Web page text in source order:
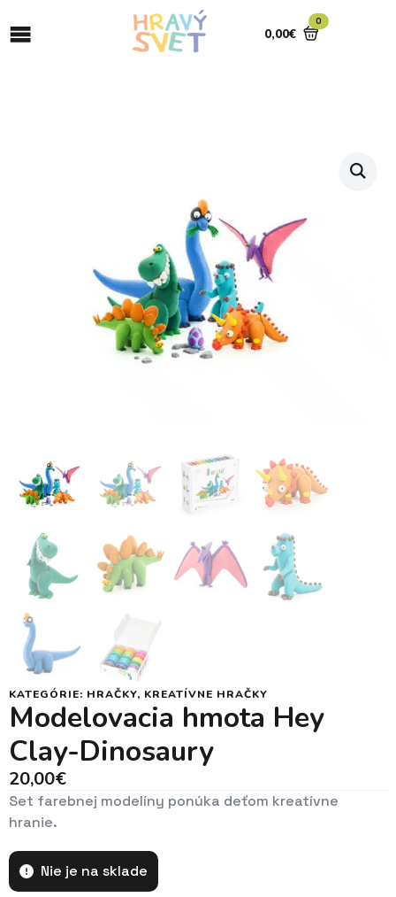
0,00€
0
KATEGÓRIE: HRAČKY, KREATÍVNE HRAČKY
Modelovacia hmota Hey
Clay-Dinosaury
20,00€
Set farebnej modelíny ponúka deťom kreatívne
hranie.
Nie je na sklade